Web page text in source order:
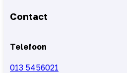
Contact
Telefoon
013 5456021